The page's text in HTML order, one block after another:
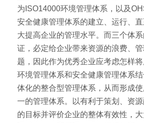
为ISO14000环境管理体系，以及
安全健康管理体系的建立、运行、
大提高企业的管理水平。而三个体
证，必定给企业带来资源的浪费、
题，因此作为优秀企业应考虑怎样将
环境管理体系和安全健康管理体系
体化的整合型管理体系，从而形成
一的管理体系。以有利于策划、资
的目标并评价企业的整体有效性，